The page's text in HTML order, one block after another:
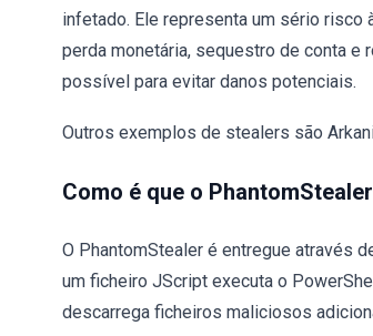
infetado. Ele representa um sério risco
perda monetária, sequestro de conta e
possível para evitar danos potenciais.
Outros exemplos de stealers são
Como é que o
O PhantomStealer é entregue através
um ficheiro JScript executa o
descarrega ficheiros maliciosos